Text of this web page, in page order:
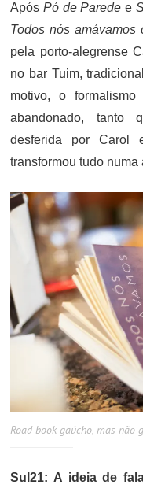
ApósPó de Parede e
Todos nós amávamos
pela porto-alegrense
no bar Tuim,
motivo, o
abandonado, tanto
desferida por Carol
transformou tudo
Road book gaúcho, mas
Sul21: A ideia de